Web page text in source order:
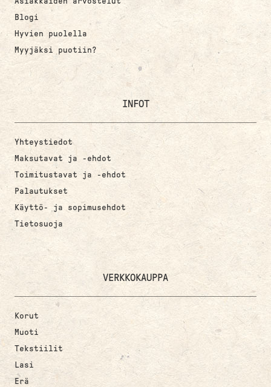
Blogi
Hyvien puolella
Myyjäksi puotiin?
INFOT
Yhteystiedot
Maksutavat ja -ehdot
Toimitustavat ja -ehdot
Palautukset
Käyttö- ja sopimusehdot
Tietosuoja
VERKKOKAUPPA
Korut
Muoti
Tekstiilit
Lasi
Erä